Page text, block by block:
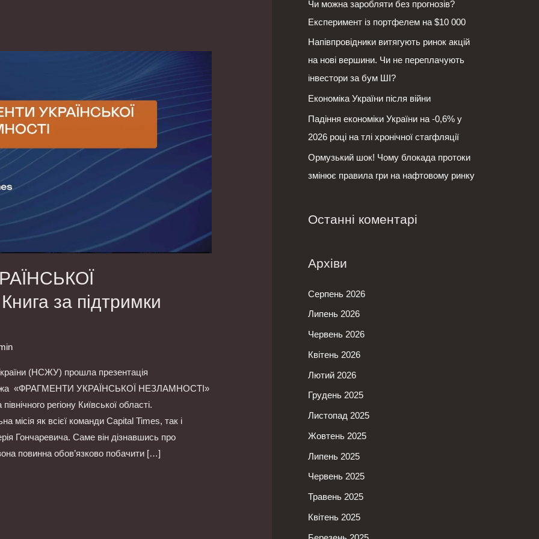
за підтримки
(НСЖУ) прошла презентація
«ФРАГМЕНТИ УКРАЇНСЬКОЇ НЕЗЛАМНОСТІ»
регіону Київської області.
місія як всієї команди Capital Times, так і
Гончаревича. Саме він дізнавшись про
повинна обов’язково побачити […]
и
:
Чи можна заробляти без прогнозів?
Експеримент із портфелем на $10 000
Напівпровідники витягують ринок акцій
на нові вершини. Чи не переплачують
інвестори за бум ШІ?
Економіка України після війни
Падіння економіки України на -0,6% у
2026 році на тлі хронічної стагфляції
Ормузький шок! Чому блокада протоки
змінює правила гри на нафтовому ринку
Останні коментарі
Архіви
Серпень 2026
Липень 2026
Червень 2026
Квітень 2026
Лютий 2026
Грудень 2025
Листопад 2025
Жовтень 2025
Липень 2025
Червень 2025
Травень 2025
Квітень 2025